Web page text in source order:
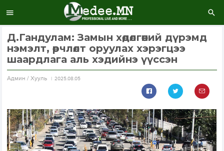
Д.Гандулам: Замын хөдөлгөөний дүрэмд
нэмэлт, өөрчлөлт оруулах хэрэгцээ
шаардлага аль хэдийнэ үүссэн
Aдмин / Хууль 2025.08.05